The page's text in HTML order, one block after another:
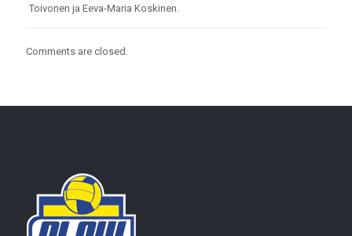
Toivonen ja Eeva-Maria Koskinen.
Comments are closed.